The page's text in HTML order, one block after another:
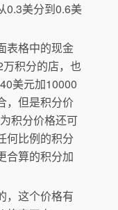
0.3美分到0.6美
表格中的现金
积分的店，也
美元加10000
，但是积分价
积分价格还可
何比例的积分
合算的积分加
，这个价格有